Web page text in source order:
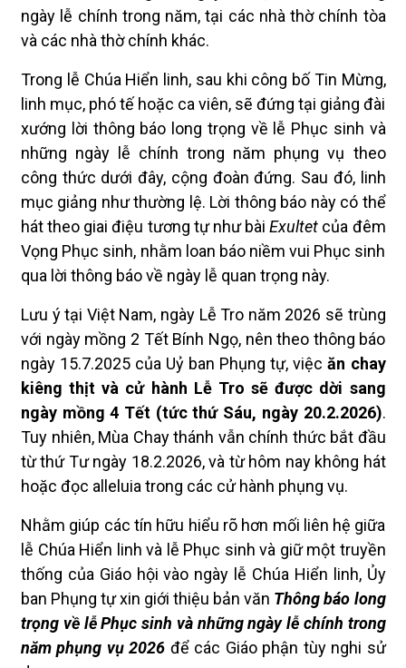
ngày lễ chính trong năm, tại các nhà thờ chính tòa
và các nhà thờ chính khác.
Trong lễ Chúa Hiển linh, sau khi công bố Tin Mừng,
linh mục, phó tế hoặc ca viên, sẽ đứng tại giảng đài
xướng lời thông báo long trọng về lễ Phục sinh và
những ngày lễ chính trong năm phụng vụ theo
công thức dưới đây, cộng đoàn đứng. Sau đó, linh
mục giảng như thường lệ. Lời thông báo này có thể
hát theo giai điệu tương tự như bàiExultet của đêm
Vọng Phục sinh, nhằm loan báo niềm vui Phục sinh
qua lời thông báo về ngày lễ quan trọng này.
Lưu ý tại Việt Nam, ngày Lễ Tro năm 2026 sẽ trùng
với ngày mồng 2 Tết Bính Ngọ, nên theo thông báo
ngày 15.7.2025 của Uỷ ban Phụng tự, việcăn chay
kiêng thịt và cử hành Lễ Tro sẽ được dời sang
ngày mồng 4 Tết (tức thứ Sáu, ngày 20.2.2026).
Tuy nhiên, Mùa Chay thánh vẫn chính thức bắt đầu
từ thứ Tư ngày 18.2.2026, và từ hôm nay không hát
hoặc đọc alleluia trong các cử hành phụng vụ.
Nhằm giúp các tín hữu hiểu rõ hơn mối liên hệ giữa
lễ Chúa Hiển linh và lễ Phục sinh và giữ một truyền
thống của Giáo hội vào ngày lễ Chúa Hiển linh, Ủy
ban Phụng tự xin giới thiệu bản văn Thông báo long
trọng về lễ Phục sinh và những ngày lễ chính trong
năm phụng vụ 2026 để các Giáo phận tùy nghi sử